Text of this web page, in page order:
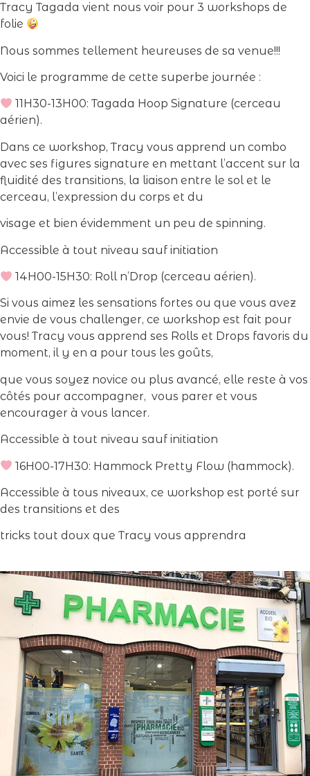
Tracy Tagada vient nous voir pour 3 workshops de
folie
Nous sommes tellement heureuses de sa venue!!!
Voici le programme de cette superbe journée :
11H30-13H00: Tagada Hoop Signature (cerceau
aérien).
Dans ce workshop, Tracy vous apprend un combo
avec ses figures signature en mettant l’accent sur la
fluidité des transitions, la liaison entre le sol et le
cerceau, l’expression du corps et du
visage et bien évidemment un peu de spinning.
Accessible à tout niveau sauf initiation
14H00-15H30: Roll n’Drop (cerceau aérien).
Si vous aimez les sensations fortes ou que vous avez
envie de vous challenger, ce workshop est fait pour
vous! Tracy vous apprend ses Rolls et Drops favoris du
moment, il y en a pour tous les goûts,
que vous soyez novice ou plus avancé, elle reste à vos
côtés pour accompagner, vous parer et vous
encourager à vous lancer.
Accessible à tout niveau sauf initiation
16H00-17H30: Hammock Pretty Flow (hammock).
Accessible à tous niveaux, ce workshop est porté sur
des transitions et des
tricks tout doux que Tracy vous apprendra